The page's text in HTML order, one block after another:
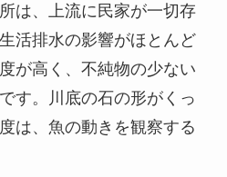
は、上流に民家が一切存
活排水の影響がほとんど
が高く、不純物の少ない
す。川底の石の形がくっ
は、魚の動きを観察する